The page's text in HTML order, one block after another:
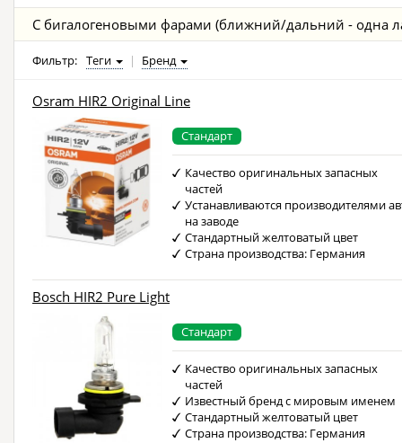
С бигалогеновыми фарами (ближний/дальний - одна
Фильтр: Теги | Бренд
Osram HIR2 Original Line
Стандарт
Качество оригинальных запасных
частей
Устанавливаются производителями
на заводе
Стандартный желтоватый цвет
Страна производства: Германия
Bosch HIR2 Pure Light
Стандарт
Качество оригинальных запасных
частей
Известный бренд с мировым именем
Стандартный желтоватый цвет
Страна производства: Германия